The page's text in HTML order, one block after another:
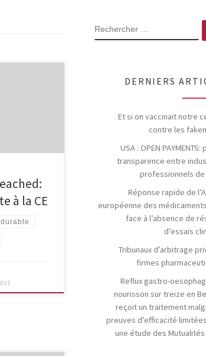
sine die de
à la CE
DERNIERS
Et si on vaccinait notre
contre les
USA : OPEN PAYMENTS:
transparence entre
professionnels de
Réponse rapide de
européenne des médicaments
face à l’absence de
d’essais
Tribunaux d’arbitrage
firmes
Reflux gastro-
nourisson sur treize en
reçoit un traitement
preuves d’efficacité
une étude des